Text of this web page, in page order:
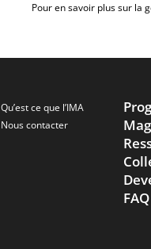
Pour en savoir plus sur la
Qu’est ce que l’IMA
Nous contacter
FAQ